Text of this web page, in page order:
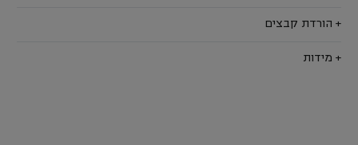
+ הורדת קבצים
+ מידות